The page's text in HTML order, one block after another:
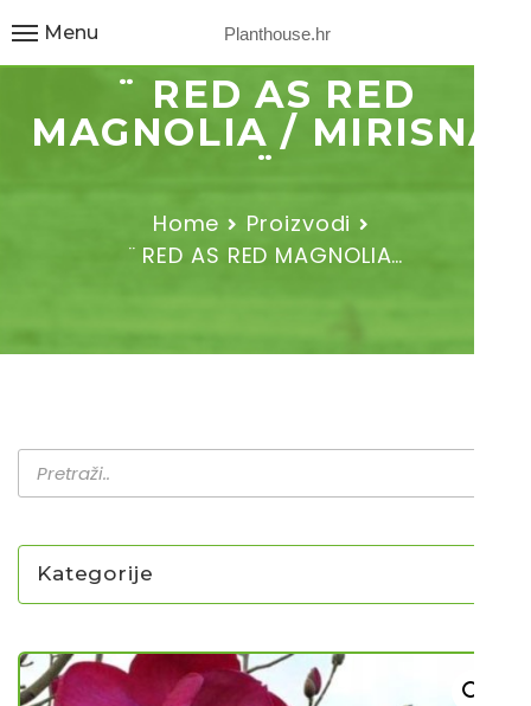
Planthouse.hr
Menu
¨ RED AS RED
MAGNOLIA / MIRISNA
¨
Home
Proizvodi
¨ RED AS RED MAGNOLIA…
Kategorije
SADNICE